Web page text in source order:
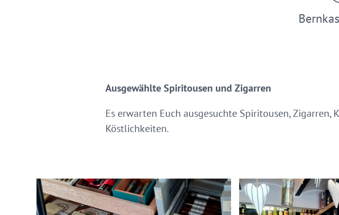
Ausgewählte Spiritousen und Zigarren
Es erwarten Euch ausgesuchte Spiritousen,
Köstlichkeiten.